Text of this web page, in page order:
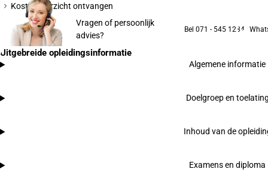
Kostenoverzicht ontvangen
Vragen of persoonlijk
advies?
Bel 071 - 545 1234
Uitgebreide opleidingsinformatie
Algemene informatie
Doelgroep en
Inhoud van de
Examens en diploma